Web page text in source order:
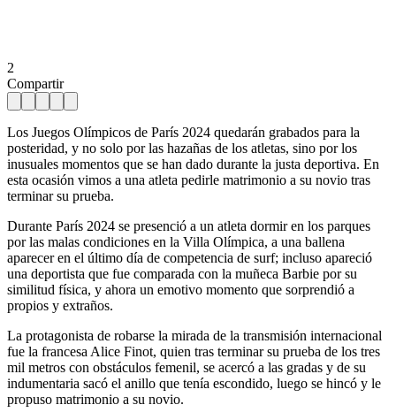
2
Compartir
Los Juegos Olímpicos de París 2024 quedarán grabados para la
posteridad, y no solo por las hazañas de los atletas, sino por los
inusuales momentos que se han dado durante la justa deportiva. En
esta ocasión vimos a una atleta pedirle matrimonio a su novio tras
terminar su prueba.
Durante París 2024 se presenció a un atleta dormir en los parques
por las malas condiciones en la Villa Olímpica, a una ballena
aparecer en el último día de competencia de surf; incluso apareció
una deportista que fue comparada con la muñeca Barbie por su
similitud física, y ahora un emotivo momento que sorprendió a
propios y extraños.
La protagonista de robarse la mirada de la transmisión internacional
fue la francesa Alice Finot, quien tras terminar su prueba de los tres
mil metros con obstáculos femenil, se acercó a las gradas y de su
indumentaria sacó el anillo que tenía escondido, luego se hincó y le
propuso matrimonio a su novio.